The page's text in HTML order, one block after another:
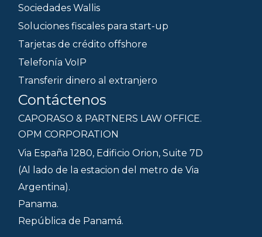
Sociedades Wallis
Soluciones fiscales para start-up
Tarjetas de crédito offshore
Telefonía VoIP
Transferir dinero al extranjero
Contáctenos
CAPORASO & PARTNERS LAW OFFICE.
OPM CORPORATION
Via España 1280, Edificio Orion, Suite 7D
(Al lado de la estacion del metro de Via
Argentina).
Panama.
República de Panamá.